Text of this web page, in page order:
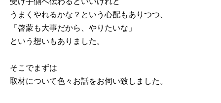
うまくやれるかな？という心配もありつつ、
「啓蒙も大事だから、やりたいな」
という想いもありました。
そこでまずは
取材について色々お話をお伺い致しました。